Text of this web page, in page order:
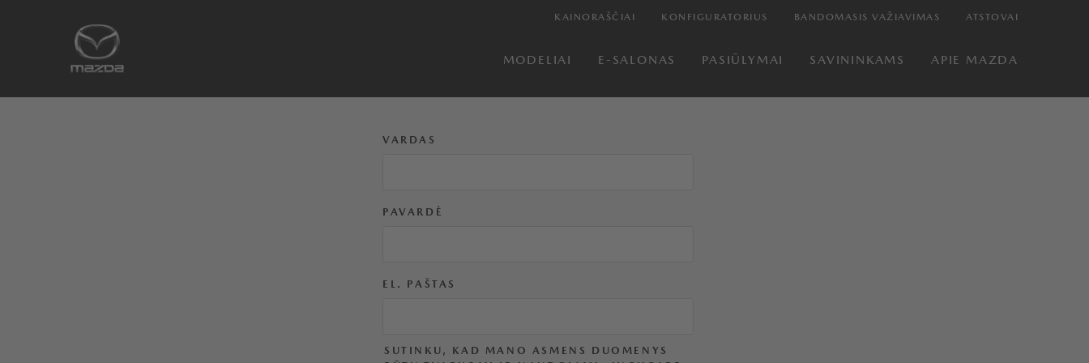
KAINORAŠČIAI KONFIGURATORIUS BANDOMASIS VAŽIAVIMAS ATSTOVAI
MODELIAI E-SALONAS PASIŪLYMAI SAVININKAMS APIE MAZDA
VARDAS
PAVARDĖ
EL. PAŠTAS
SUTINKU, KAD MANO ASMENS DUOMENYS